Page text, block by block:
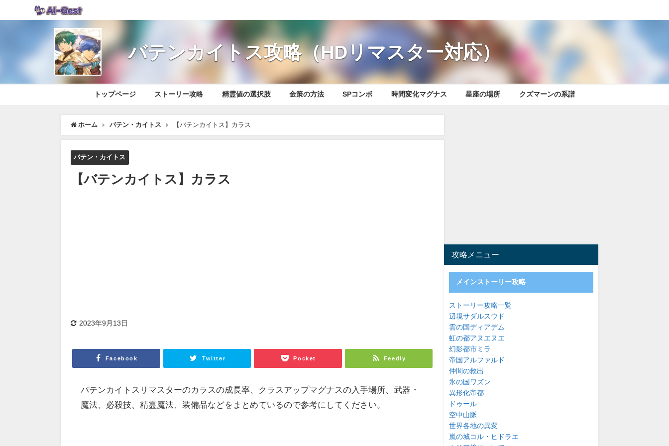
バテンカイトス攻略（HDリマスター対応）
トップページ ストーリー攻略 精霊値の選択肢 金策の方法 SPコンボ 時間変化マグナス 星座の場所 クズマーンの系譜
ホーム バテン・カイトス 【バテンカイトス】カラス
バテン・カイトス
【バテンカイトス】カラス
2023年9月13日
Facebook Twitter Pocket Feedly
バテンカイトスリマスターのカラスの成長率、クラスアップマグナスの入手場所、武器・
魔法、必殺技、精霊魔法、装備品などをまとめているので参考にしてください。
攻略メニュー
メインストーリー攻略
ストーリー攻略一覧
辺境サダルスウド
雲の国ディアデム
虹の都アヌエヌエ
幻影都市ミラ
帝国アルファルド
仲間の救出
氷の国ワズン
異形化帝都
ドゥール
空中山脈
世界各地の異変
嵐の城コル・ヒドラエ